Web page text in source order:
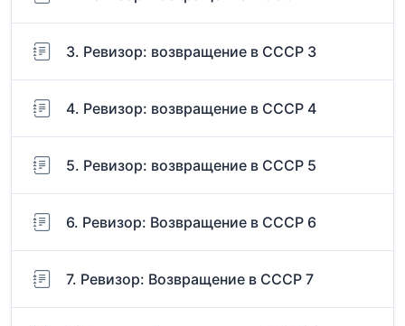
3. Ревизор: возвращение в СССР 3
4. Ревизор: возвращение в СССР 4
5. Ревизор: возвращение в СССР 5
6. Ревизор: Возвращение в СССР 6
7. Ревизор: Возвращение в СССР 7